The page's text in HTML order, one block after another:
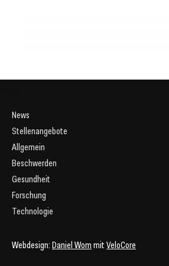
News
Stellenangebote
Allgemein
Beschwerden
Gesundheit
Forschung
Technologie
Webdesign:Daniel WommitVeloCore